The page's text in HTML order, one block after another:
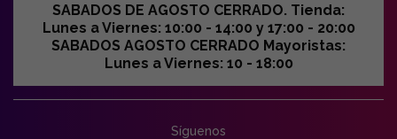
SABADOS DE AGOSTO CERRADO. Tienda:
Lunes a Viernes: 10:00 - 14:00 y 17:00 - 20:00
SABADOS AGOSTO CERRADO Mayoristas:
Lunes a Viernes: 10 - 18:00
Síguenos